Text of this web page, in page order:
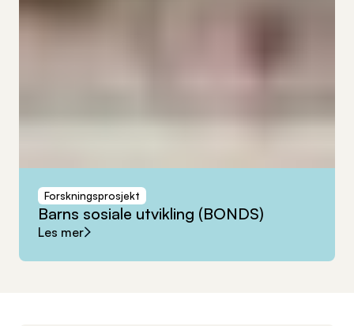
Forskningsprosjekt
Barns sosiale utvikling (BONDS)
Les mer